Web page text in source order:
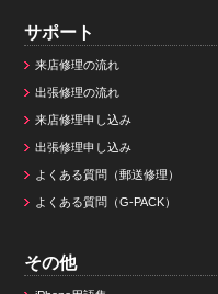
サポート
来店修理の流れ
出張修理の流れ
来店修理申し込み
出張修理申し込み
よくある質問（郵送修理）
よくある質問（G-PACK）
その他